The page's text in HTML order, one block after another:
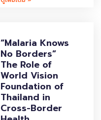
“Malaria Knows
No Borders”
The Role of
World Vision
Foundation of
Thailand in
Cross-Border